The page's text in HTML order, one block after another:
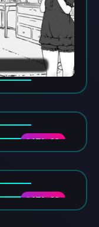
DATA-02
DATA-03